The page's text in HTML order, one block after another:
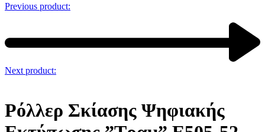
Previous product:
Next product:
Ρόλλερ Σκίασης Ψηφιακής